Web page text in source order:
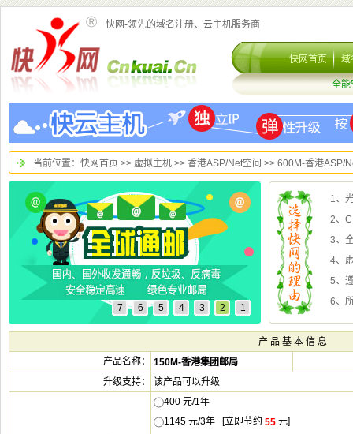
快网-领先的域名注册、云主机服务商
> > >> 600M-香港ASP/
2、
3、
4、
5、
6、
该产品可以升
400 元/1
1145 元/3年 [立即节
元]